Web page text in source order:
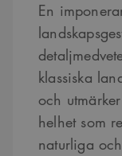
En
klassiska
och
helhet som
naturliga